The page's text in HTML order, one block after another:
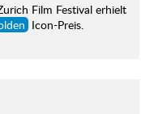
Film Festival erhielt
Icon-Preis.